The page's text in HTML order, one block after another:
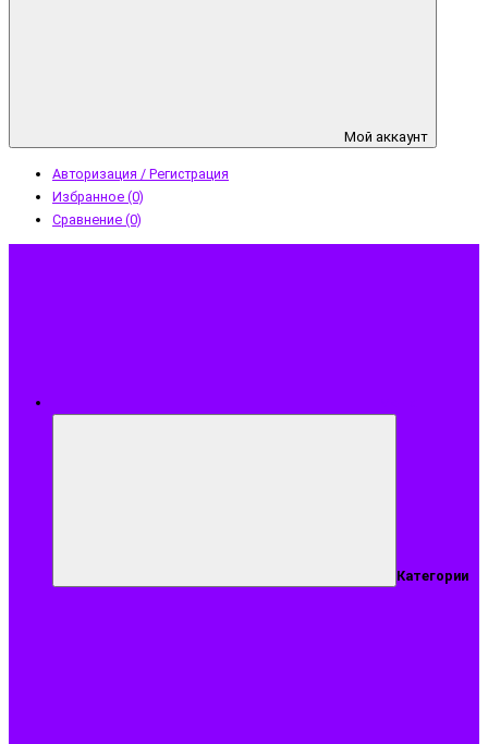
Мой аккаунт
Авторизация / Регистрация
Избранное (0)
Сравнение (0)
Категории